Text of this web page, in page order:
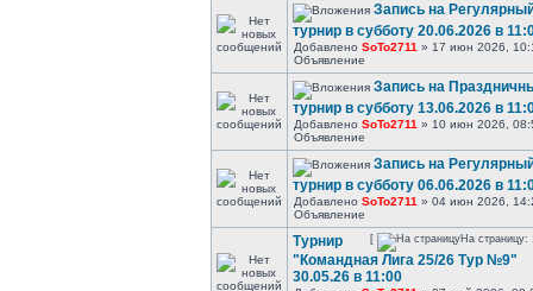
Запись на
турнир в субботу 20.06.2026 в
Добавлено SoTo2711 » 17 июн 2026,
Объявление
Запись на
турнир в субботу 13.06.2026 в
Добавлено SoTo2711 » 10 июн 2026,
Объявление
Запись на
турнир в субботу 06.06.2026 в
Добавлено SoTo2711 » 04 июн 2026,
Объявление
[ На страницу:
Турнир
"Командная Лига 25/26 Тур №9"
30.05.26 в 11:00